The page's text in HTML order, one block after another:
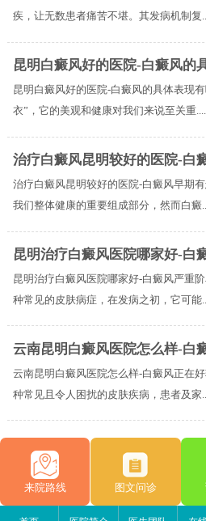
疾，让无数患者痛苦不堪。其发病机制复
昆明白癜风好的医院-白癜风的
昆明白癜风好的医院-白癜风的具体表现
衣”，它的美观和健康对我们来说至关重
治疗白癜风昆明较好的医院-白
治疗白癜风昆明较好的医院-白癜风早期
我们整体健康的重要组成部分，然而白癜
昆明治疗白癜风医院哪家好-白
昆明治疗白癜风医院哪家好-白癜风严重
种常见的皮肤病症，在发病之初，它可能
云南昆明白癜风医院怎么样-白
云南昆明白癜风医院怎么样-白癜风正在
种常见且令人困扰的皮肤疾病，患者及家
来院路线 图文问诊